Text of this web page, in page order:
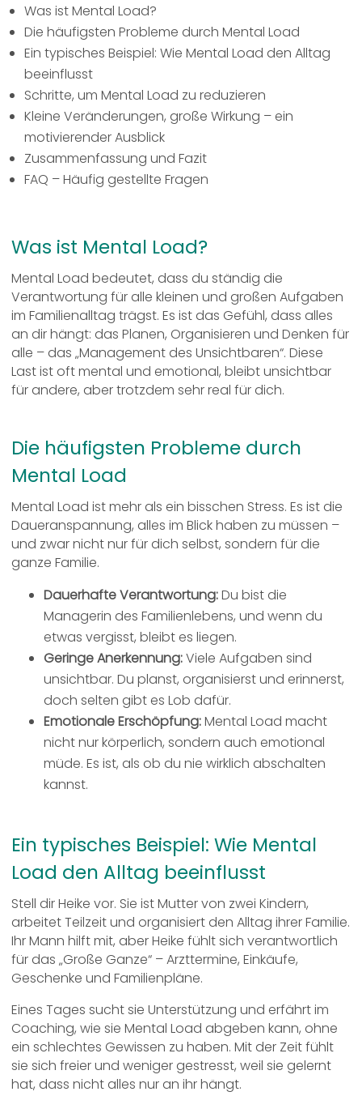
Was ist Mental Load?
Die häufigsten Probleme durch Mental Load
Ein typisches Beispiel: Wie Mental Load den Alltag
beeinflusst
Schritte, um Mental Load zu reduzieren
Kleine Veränderungen, große Wirkung – ein
motivierender Ausblick
Zusammenfassung und Fazit
FAQ – Häufig gestellte Fragen
Was ist Mental Load?
Mental Load bedeutet, dass du ständig die
Verantwortung für alle kleinen und großen Aufgaben
im Familienalltag trägst. Es ist das Gefühl, dass alles
an dir hängt: das Planen, Organisieren und Denken für
alle – das „Management des Unsichtbaren“. Diese
Last ist oft mental und emotional, bleibt unsichtbar
für andere, aber trotzdem sehr real für dich.
Die häufigsten Probleme durch
Mental Load
Mental Load ist mehr als ein bisschen Stress. Es ist die
Daueranspannung, alles im Blick haben zu müssen –
und zwar nicht nur für dich selbst, sondern für die
ganze Familie.
Dauerhafte Verantwortung:Du bist die
Managerin des Familienlebens, und wenn du
etwas vergisst, bleibt es liegen.
Geringe Anerkennung:Viele Aufgaben sind
unsichtbar. Du planst, organisierst und erinnerst,
doch selten gibt es Lob dafür.
Emotionale Erschöpfung:Mental Load macht
nicht nur körperlich, sondern auch emotional
müde. Es ist, als ob du nie wirklich abschalten
kannst.
Ein typisches Beispiel: Wie Mental
Load den Alltag beeinflusst
Stell dir Heike vor. Sie ist Mutter von zwei Kindern,
arbeitet Teilzeit und organisiert den Alltag ihrer Familie.
Ihr Mann hilft mit, aber Heike fühlt sich verantwortlich
für das „Große Ganze“ – Arzttermine, Einkäufe,
Geschenke und Familienpläne.
Eines Tages sucht sie Unterstützung und erfährt im
Coaching, wie sie Mental Load abgeben kann, ohne
ein schlechtes Gewissen zu haben. Mit der Zeit fühlt
sie sich freier und weniger gestresst, weil sie gelernt
hat, dass nicht alles nur an ihr hängt.